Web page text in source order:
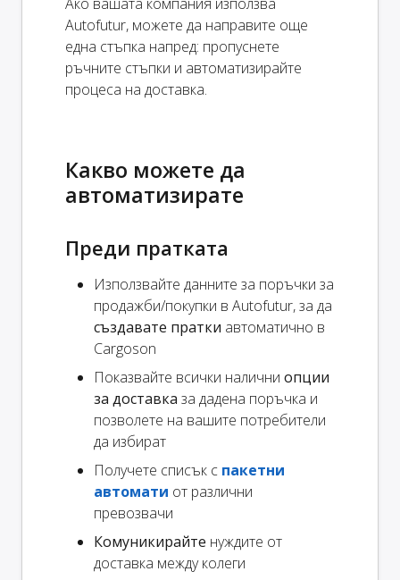
Autofutur, можете да направите още
една стъпка напред: пропуснете
ръчните стъпки и автоматизирайте
процеса на доставка.
Какво можете да
автоматизирате
Преди пратката
Използвайте данните за поръчки за
продажби/покупки в Autofutur, за да
създавате пратки автоматично в
Cargoson
Показвайте всички налични опции
за доставка за дадена поръчка и
позволете на вашите потребители
да избират
Получете списък с пакетни
автомати от различни
превозвачи
Комуникирайте нуждите от
доставка между колеги